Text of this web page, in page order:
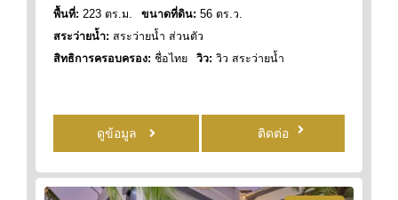
พื้นที่: 223 ตร.ม. ขนาดที่ดิน: 56 ตร.ว.
สระว่ายน้ำ: สระว่ายน้ำ ส่วนตัว
สิทธิการครอบครอง: ชื่อไทย วิว: วิว สระว่ายน้ำ
ดูข้อมูล ติดต่อ